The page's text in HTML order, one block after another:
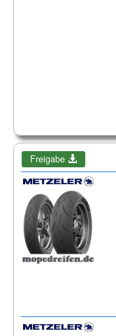
Freigabe